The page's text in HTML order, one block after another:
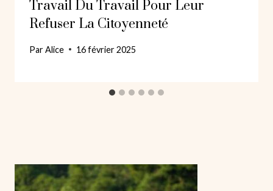
Travail Du Travail Pour Leur
Refuser La Citoyenneté
ParAlice 16 février 2025